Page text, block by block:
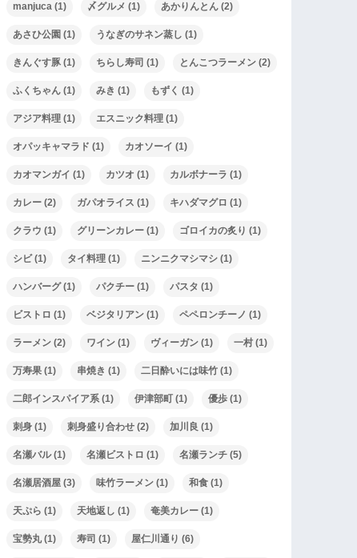
manjuca (1) 〆グルメ (1) あかりんとん (2)
あさひ公園 (1) うなぎのサネン蒸し (1)
きんぐす豚 (1) ちらし寿司 (1) とんこつラーメン (2)
ふくちゃん (1) みき (1) もずく (1)
アジア料理 (1) エスニック料理 (1)
オパッキャマラド (1) カオソーイ (1)
カオマンガイ (1) カツオ (1) カルボナーラ (1)
カレー (2) ガパオライス (1) キハダマグロ (1)
クラウ (1) グリーンカレー (1) ゴロイカの炙り (1)
シビ(1) タイ料理 (1) ニンニクマシマシ (1)
ハンバーグ(1) パクチー (1) パスタ (1)
ビストロ (1) ベジタリアン (1) ペペロンチーノ (1)
ラーメン (2) ワイン (1) ヴィーガン (1) 一村 (1)
万寿果 (1) 串焼き (1) 二日酔いには味竹 (1)
二郎インスパイア系 (1) 伊津部町 (1) 優歩 (1)
刺身 (1) 刺身盛り合わせ (2) 加川良 (1)
名瀬バル(1) 名瀬ビストロ (1) 名瀬ランチ (5)
名瀬居酒屋 (3) 味竹ラーメン (1) 和食 (1)
天ぷら (1) 天地返し (1) 奄美カレー (1)
宝勢丸(1) 寿司 (1) 屋仁川通り (6)